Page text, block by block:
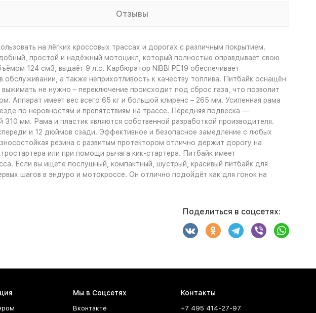
Отзывы
на лёгких кроссовых трассах и дорогах с различным покрытием.
простой и надёжный мотоцикл, который полностью оправдывает свою
124 см3, выдаёт 9 л.с. Карбюратор NIBBI PE19 обеспечивает
а также неприхотливость к качеству топлива. Питбайк оснащён
не нужно – переключение происходит под сброс газа, что позволит
Аппарат имеет вес всего 65 кг и большой клиренс – 265 мм. Усиленная рама
по неровностям и препятствиям на трассе. Передняя подвеска —
мм. Рама и пластик являются собственной разработкой производителя.
и 12 дюймов сзади. Эффективное и безопасное замедление с любых
резина с развитым протектором отлично держит дорогу на
или при помощи рычага кик-стартера. Питбайк имеет
Если вы ищете послушный, компактный, шустрый, красивый питбайк для
шагов в эндуро и мотокроссе. Он отлично подойдёт как для гонок на
Поделиться в соцсетях:
Мы в Соцсетях
Вконтакте
Контакты
+7 495 414-27-97